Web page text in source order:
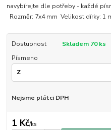
navybírejte dle potřeby - každé
Rozměr: 7x4 mm Velikost dírky: 1
Dostupnost
Skladem 70 ks
Písmeno
Nejsme plátci DPH
1 Kč/ks